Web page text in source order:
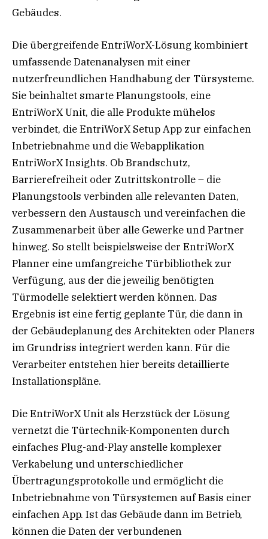
Gebäudes.
Die übergreifende EntriWorX-Lösung kombiniert
umfassende Datenanalysen mit einer
nutzerfreundlichen Handhabung der Türsysteme.
Sie beinhaltet smarte Planungstools, eine
EntriWorX Unit, die alle Produkte mühelos
verbindet, die EntriWorX Setup App zur einfachen
Inbetriebnahme und die Webapplikation
EntriWorX Insights. Ob Brandschutz,
Barrierefreiheit oder Zutrittskontrolle – die
Planungstools verbinden alle relevanten Daten,
verbessern den Austausch und vereinfachen die
Zusammenarbeit über alle Gewerke und Partner
hinweg. So stellt beispielsweise der EntriWorX
Planner eine umfangreiche Türbibliothek zur
Verfügung, aus der die jeweilig benötigten
Türmodelle selektiert werden können. Das
Ergebnis ist eine fertig geplante Tür, die dann in
der Gebäudeplanung des Architekten oder Planers
im Grundriss integriert werden kann. Für die
Verarbeiter entstehen hier bereits detaillierte
Installationspläne.
Die EntriWorX Unit als Herzstück der Lösung
vernetzt die Türtechnik-Komponenten durch
einfaches Plug-and-Play anstelle komplexer
Verkabelung und unterschiedlicher
Übertragungsprotokolle und ermöglicht die
Inbetriebnahme von Türsystemen auf Basis einer
einfachen App. Ist das Gebäude dann im Betrieb,
können die Daten der verbundenen